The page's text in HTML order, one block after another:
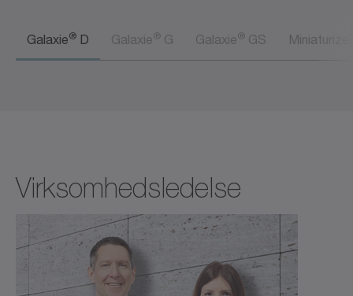
Galaxie® D Galaxie® G Galaxie® GS
Virksomhedsledelse